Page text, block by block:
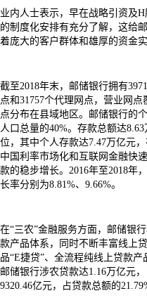
业内人士表示，早在战略引资及
的制度化安排有充分了解，这给
着庞大的客户群体和雄厚的资金实
截至2018年末，邮储银行拥有
点和31757个代理网点，营业网点
点分布在县域地区。邮储银行的
人口总量的40%。存款总额达
位，其中个人存款达7.47万亿元
中国利率市场化和互联网金融快
款的稳步增长。2016年至2018年
长率分别为8.81%、9.66%。
在“三农”金融服务方面，邮储银
款产品体系，同时不断丰富线上
品“E捷贷”、全流程纯线上贷款产
邮储银行涉农贷款达1.16万亿元
9320.46亿元，占贷款总额的